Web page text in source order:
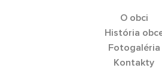
O obci
História
Fotogaléria
Kontakty